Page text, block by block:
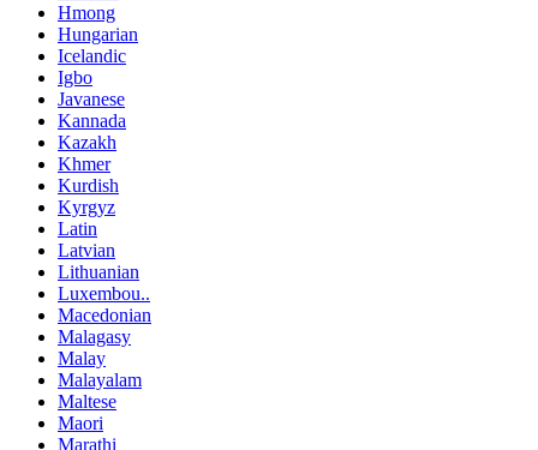
Hmong
Hungarian
Icelandic
Igbo
Javanese
Kannada
Kazakh
Khmer
Kurdish
Kyrgyz
Latin
Latvian
Lithuanian
Luxembou..
Macedonian
Malagasy
Malay
Malayalam
Maltese
Maori
Marathi